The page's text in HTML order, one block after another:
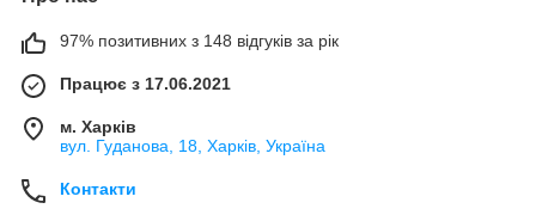
97% позитивних з 148 відгуків за рік
Працює з 17.06.2021
м. Харків
вул. Гуданова, 18, Харків, Україна
Контакти